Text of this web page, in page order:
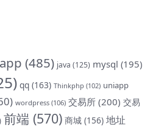
app (485) java (125) mysql (195)
qq (163) Thinkphp (102) uniapp
wordpress (106) 交易所 (200) 交易
前端 (570) 商城 (156) 地址